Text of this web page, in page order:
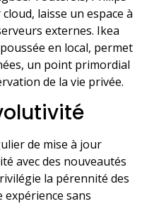
laisse un espace à
externes. Ikea
en local, permet
un point primordial
de la vie privée.
de mise à jour
avec des nouveautés
la pérennité des
sans